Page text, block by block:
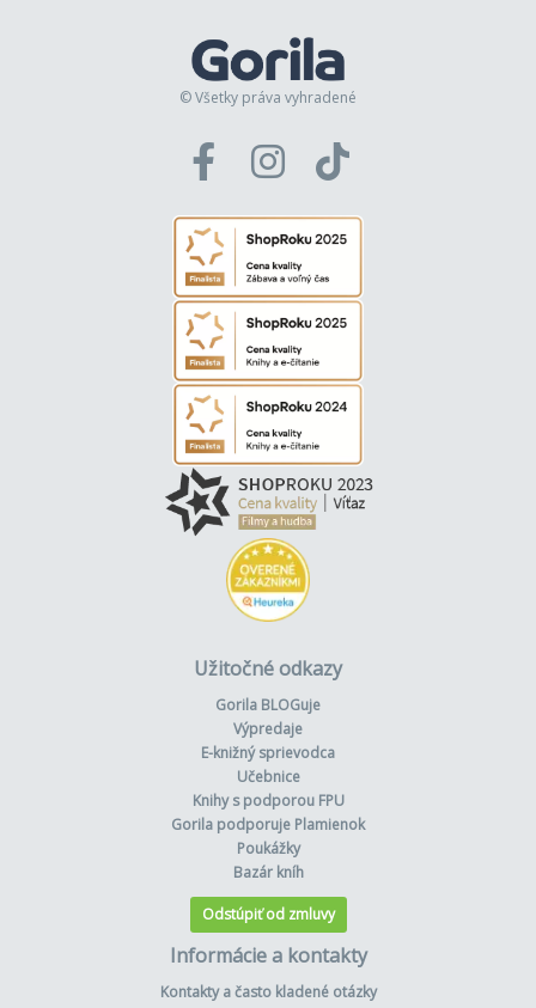
© Všetky práva vyhradené
Užitočné odkazy
Gorila BLOGuje
Výpredaje
E-knižný sprievodca
Učebnice
Knihy s podporou FPU
Gorila podporuje Plamienok
Poukážky
Bazár kníh
Odstúpiť od zmluvy
Informácie a kontakty
Kontakty a často kladené otázky